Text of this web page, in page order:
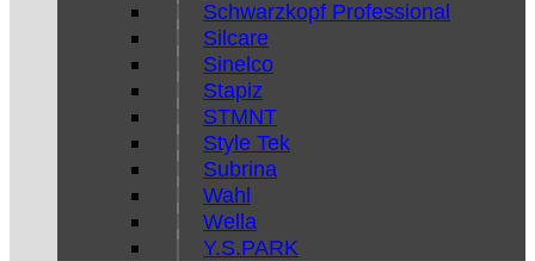
Schwarzkopf Professional
Silcare
Sinelco
Stapiz
STMNT
Style Tek
Subrina
Wahl
Wella
Y.S.PARK